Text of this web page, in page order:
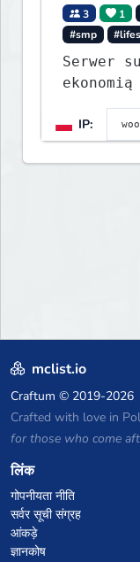
3 1
#smp
Serwer
1.8 -
IP:
mclist.io
Craftum © 2019-2026
Crafted with love in
for those who come
लिंक
गोपनीयता नीति
सर्वर सूची संग्रह
आंकड़े
ज्ञानकोष